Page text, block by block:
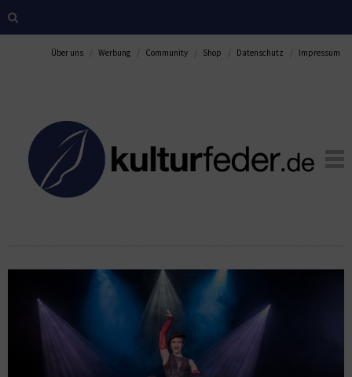
Über uns Werbung Community Shop Datenschutz Impressum